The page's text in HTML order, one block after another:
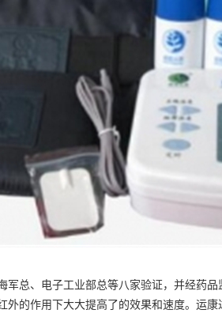
军总、电子工业部总等八家验证，并经药
外的作用下大大提高了的效果和速度。运